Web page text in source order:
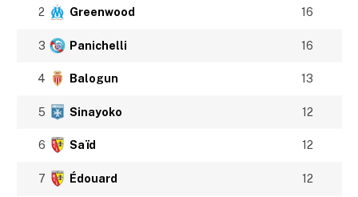
2 Greenwood 16
3 Panichelli 16
4 Balogun 13
5 Sinayoko 12
6 Saïd 12
7 Édouard 12